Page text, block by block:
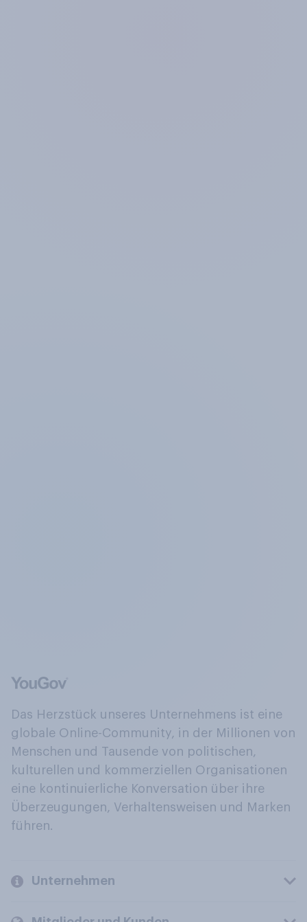
Das Herzstück unseres Unternehmens ist eine
globale Online-Community, in der Millionen von
Menschen und Tausende von politischen,
kulturellen und kommerziellen Organisationen
eine kontinuierliche Konversation über ihre
Überzeugungen, Verhaltensweisen und Marken
führen.
Unternehmen